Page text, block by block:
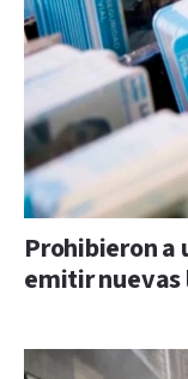
Prohibieron
emitir nuevas